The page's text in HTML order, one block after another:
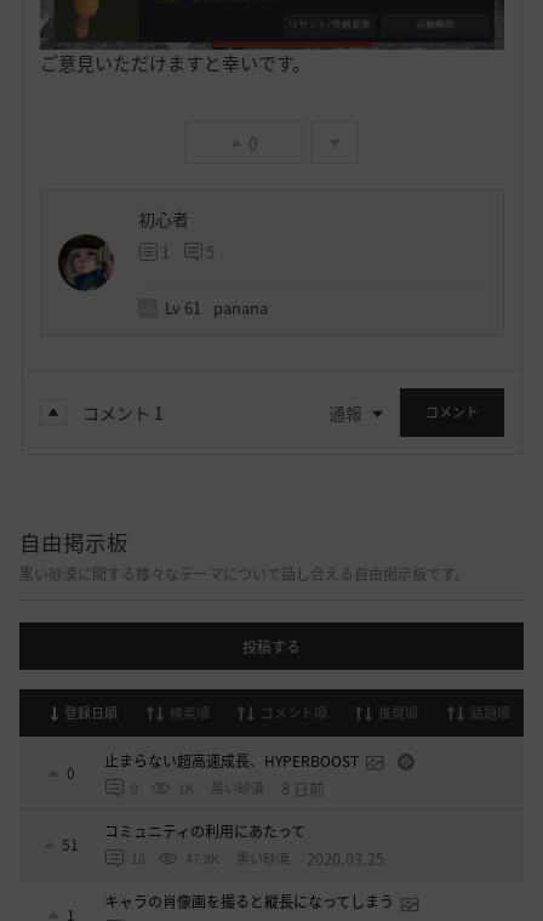
ご意見いただけますと幸いです。
0
初心者
1 5
Lv 61 panana
コメント 1 通報 コメント
自由掲示板
黒い砂漠に関する様々なテーマについて話し合える自由掲示板です。
投稿する
登録日順 検索順 コメント順 推奨順 話題順
0
止まらない超高速成長、HYPERBOOST
0 1K 黒い砂漠 8 日前
51
コミュニティの利用にあたって
18 47.8K 黒い砂漠 2020.03.25
1
キャラの肖像画を撮ると縦長になってしまう